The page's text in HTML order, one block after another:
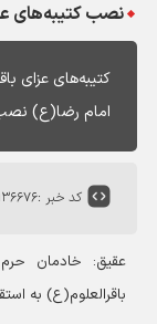
نصب کتیبه‌های
کتیبه‌های عزای
امام رضا(ع)
کد خبر :۱۳۶۶۷۶
عقیق:خادمان حرم
باقرالعلوم(ع) به